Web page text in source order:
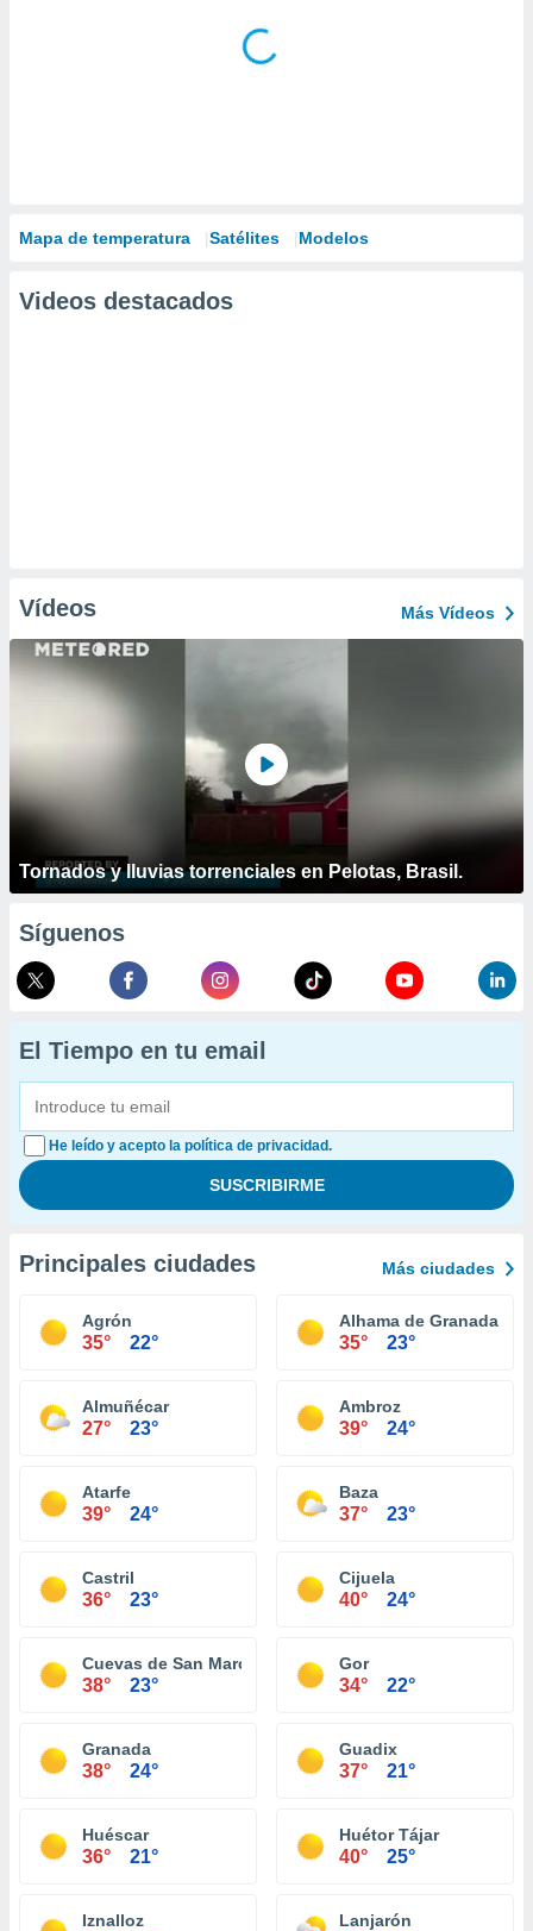
Mapa de temperatura Satélites Modelos
Videos destacados
Vídeos Más Vídeos
Tornados y lluvias torrenciales en Pelotas, Brasil.
Síguenos
El Tiempo en tu email
He leído y acepto la política de privacidad.
Principales ciudades Más ciudades
Agrón
35° 22°
Alhama de Granada
35° 23°
Almuñécar
27° 23°
Ambroz
39° 24°
Atarfe
39° 24°
Baza
37° 23°
Castril
36° 23°
Cijuela
40° 24°
Cuevas de San Marcos
38° 23°
Gor
34° 22°
Granada
38° 24°
Guadix
37° 21°
Huéscar
36° 21°
Huétor Tájar
40° 25°
Iznalloz Lanjarón